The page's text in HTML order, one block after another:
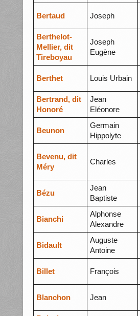
Bertaud Joseph
Berthelot-
Mellier, dit
Tireboyau
Joseph
Eugène
Berthet Louis Urbain
Bertrand, dit
Honoré
Jean
Eléonore
Beunon
Germain
Hippolyte
Bevenu, dit
Méry
Charles
Bézu
Jean
Baptiste
Bianchi
Alphonse
Alexandre
Bidault
Auguste
Antoine
Billet François
Blanchon Jean